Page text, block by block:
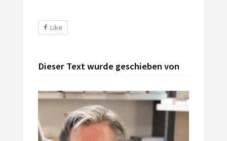
Like
Dieser Text wurde geschieben von